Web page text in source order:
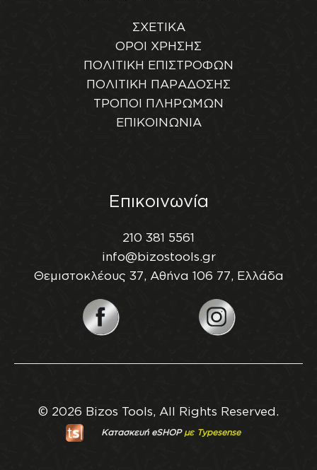
ΣΧΕΤΙΚΑ
ΟΡΟΙ ΧΡΗΣΗΣ
ΠΟΛΙΤΙΚΗ ΕΠΙΣΤΡΟΦΩΝ
ΠΟΛΙΤΙΚΗ ΠΑΡΑΔΟΣΗΣ
ΤΡΟΠΟΙ ΠΛΗΡΩΜΩΝ
ΕΠΙΚΟΙΝΩΝΙΑ
Επικοινωνία
210 381 5561
info@bizostools.gr
Θεμιστοκλέους 37, Αθήνα 106 77, Ελλάδα
© 2026 Bizos Tools, All Rights Reserved.
Κατασκευή eSHOPμε Typesense